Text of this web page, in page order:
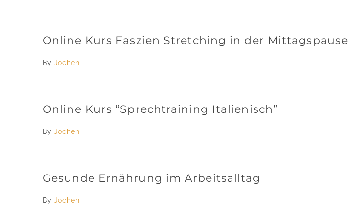
Online Kurs Faszien Stretching in der Mittagspause
By Jochen
Online Kurs “Sprechtraining Italienisch”
By Jochen
Gesunde Ernährung im Arbeitsalltag
By Jochen